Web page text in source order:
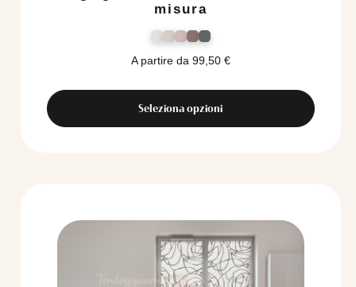
misura
A partire da 99,50 €
Seleziona opzioni